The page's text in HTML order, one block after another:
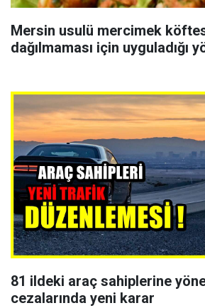
Mersin usulü mercimek
dağılmaması için uyguladığı
81 ildeki araç sahiplerine
cezalarında yeni karar